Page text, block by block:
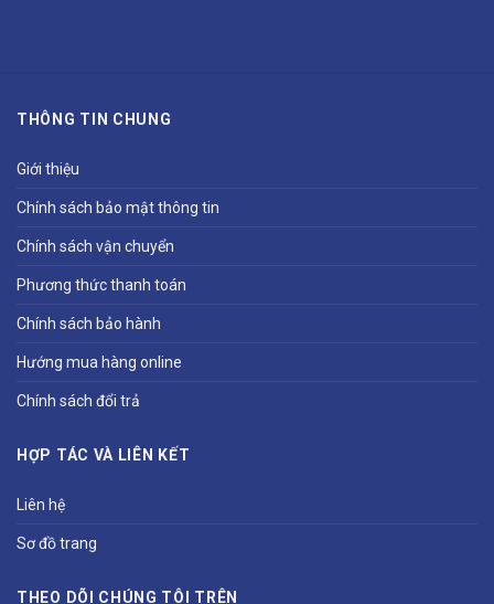
THÔNG TIN CHUNG
Giới thiệu
Chính sách bảo mật thông tin
Chính sách vận chuyển
Phương thức thanh toán
Chính sách bảo hành
Hướng mua hàng online
Chính sách đổi trả
HỢP TÁC VÀ LIÊN KẾT
Liên hệ
Sơ đồ trang
THEO DÕI CHÚNG TÔI TRÊN